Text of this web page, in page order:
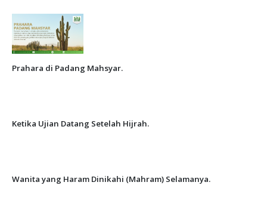
Prahara di Padang Mahsyar.
Ketika Ujian Datang Setelah Hijrah.
Wanita yang Haram Dinikahi (Mahram) Selamanya.